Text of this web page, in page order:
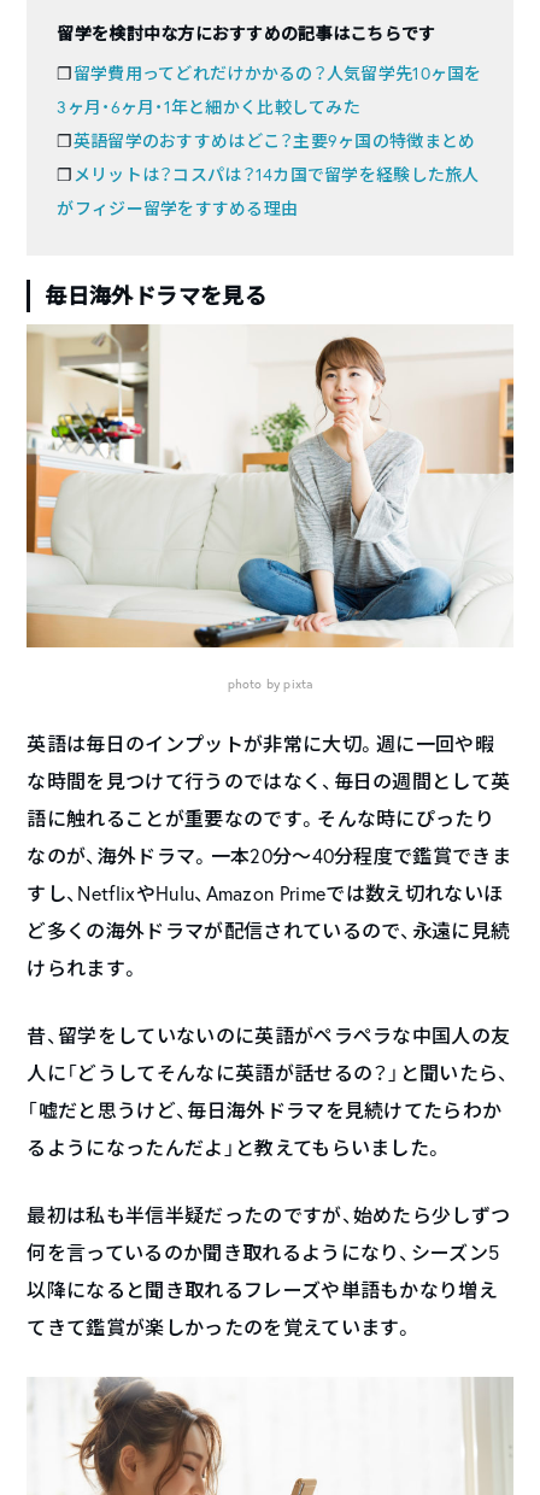
留学を検討中な方におすすめの記事はこちらです
❐留学費用ってどれだけかかるの？人気留学先10ヶ国を
3ヶ月・6ヶ月・1年と細かく比較してみた
❐英語留学のおすすめはどこ？主要9ヶ国の特徴まとめ
❐メリットは？コスパは？14カ国で留学を経験した旅人
がフィジー留学をすすめる理由
毎日海外ドラマを見る
photo by pixta
英語は毎日のインプットが非常に大切。週に一回や暇
な時間を見つけて行うのではなく、毎日の週間として英
語に触れることが重要なのです。そんな時にぴったり
なのが、海外ドラマ。一本20分〜40分程度で鑑賞できま
すし、NetflixやHulu、Amazon Primeでは数え切れないほ
ど多くの海外ドラマが配信されているので、永遠に見続
けられます。
昔、留学をしていないのに英語がペラペラな中国人の友
人に「どうしてそんなに英語が話せるの？」と聞いたら、
「嘘だと思うけど、毎日海外ドラマを見続けてたらわか
るようになったんだよ」と教えてもらいました。
最初は私も半信半疑だったのですが、始めたら少しずつ
何を言っているのか聞き取れるようになり、シーズン5
以降になると聞き取れるフレーズや単語もかなり増え
てきて鑑賞が楽しかったのを覚えています。